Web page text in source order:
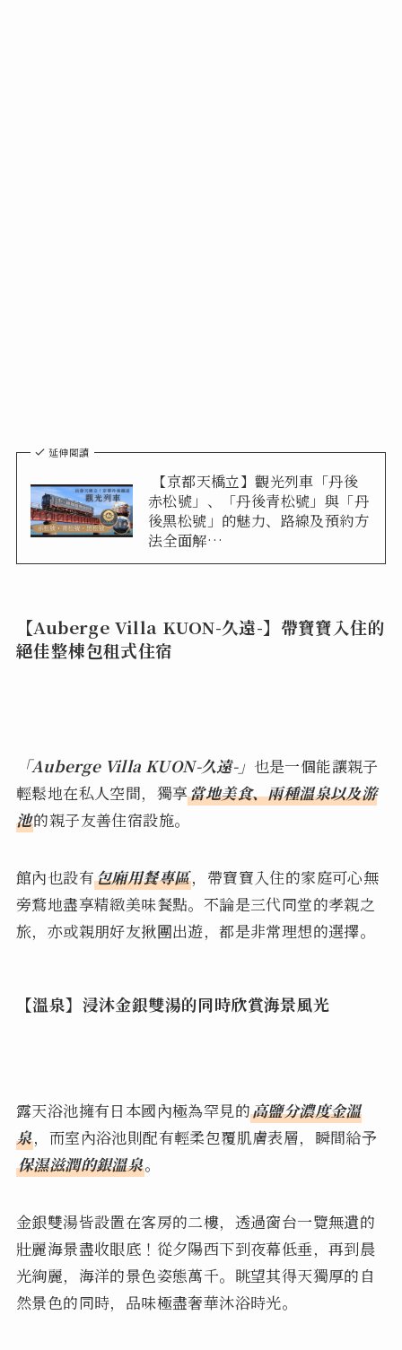
延伸閱讀
【京都天橋立】觀光列車「丹後
赤松號」、「丹後青松號」與「丹
後黑松號」的魅力、路線及預約方
法全面解…
【Auberge Villa KUON-久遠-】帶寶寶入住的
絕佳整棟包租式住宿
「Auberge Villa KUON-久遠-」 也是一個能讓親子
輕鬆地在私人空間，獨享當地美食、兩種溫泉以及游
池的親子友善住宿設施。
館內也設有包廂用餐專區，帶寶寶入住的家庭可心無
旁鶩地盡享精緻美味餐點。不論是三代同堂的孝親之
旅，亦或親朋好友揪團出遊，都是非常理想的選擇。
【溫泉】浸沐金銀雙湯的同時欣賞海景風光
露天浴池擁有日本國內極為罕見的高鹽分濃度金溫
泉，而室內浴池則配有輕柔包覆肌膚表層，瞬間給予
保濕滋潤的銀溫泉。
金銀雙湯皆設置在客房的二樓，透過窗台一覽無遺的
壯麗海景盡收眼底！從夕陽西下到夜幕低垂，再到晨
光絢麗，海洋的景色姿態萬千。眺望其得天獨厚的自
然景色的同時，品味極盡奢華沐浴時光。